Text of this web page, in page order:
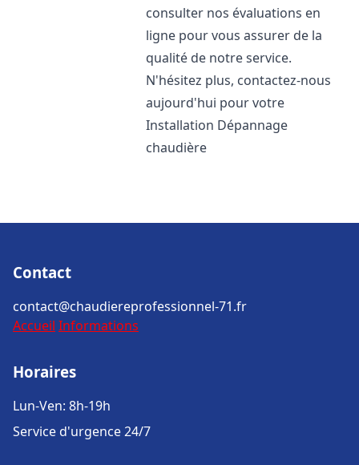
consulter nos évaluations en
ligne pour vous assurer de la
qualité de notre service.
N'hésitez plus, contactez-nous
aujourd'hui pour votre
Installation Dépannage
chaudière
Contact
contact@chaudiereprofessionnel-71.fr
Accueil Informations
Horaires
Lun-Ven: 8h-19h
Service d'urgence 24/7